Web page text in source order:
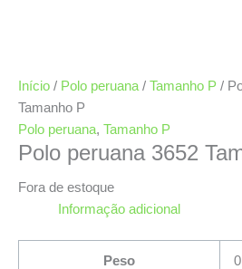
Início / Polo peruana / Tamanho P /
Tamanho P
Polo peruana, Tamanho P
Polo peruana 3652
Fora de estoque
Informação adicional
Peso